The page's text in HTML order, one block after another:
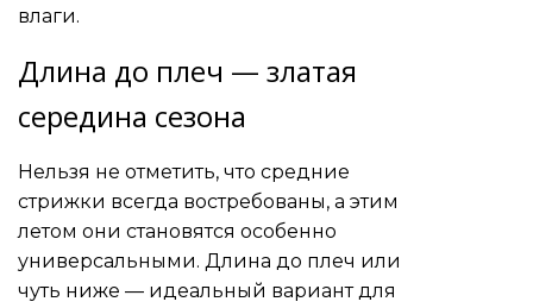
влаги.
Длина до плеч — златая
середина сезона
Нельзя не отметить, что средние
стрижки всегда востребованы, а этим
летом они становятся особенно
универсальными. Длина до плеч или
чуть ниже — идеальный вариант для